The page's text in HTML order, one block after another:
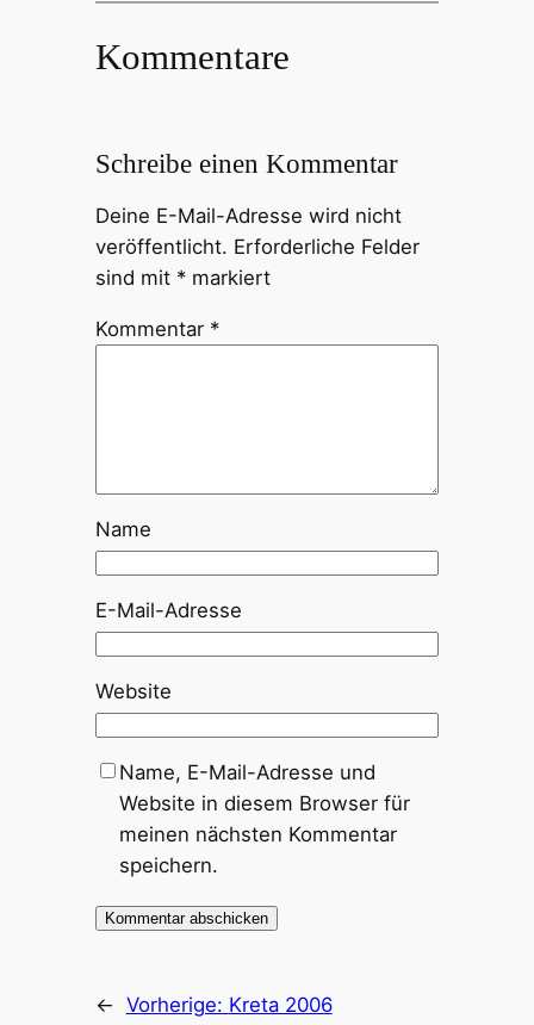
Kommentare
Schreibe einen Kommentar
Deine E-Mail-Adresse wird nicht
veröffentlicht. Erforderliche Felder
sind mit *markiert
Kommentar *
Name
E-Mail-Adresse
Website
Name, E-Mail-Adresse und
Website in diesem Browser für
meinen nächsten Kommentar
speichern.
← Vorherige: Kreta 2006